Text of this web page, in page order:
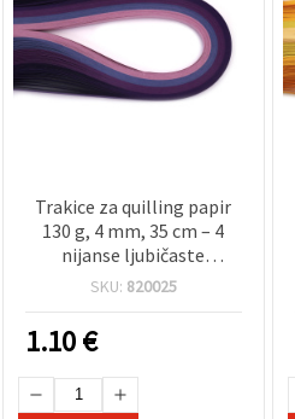
Trakice za quilling papir
130 g, 4 mm, 35 cm – 4
nijanse ljubičaste
(sortirano), 100 komada
SKU: 820025
1.10€